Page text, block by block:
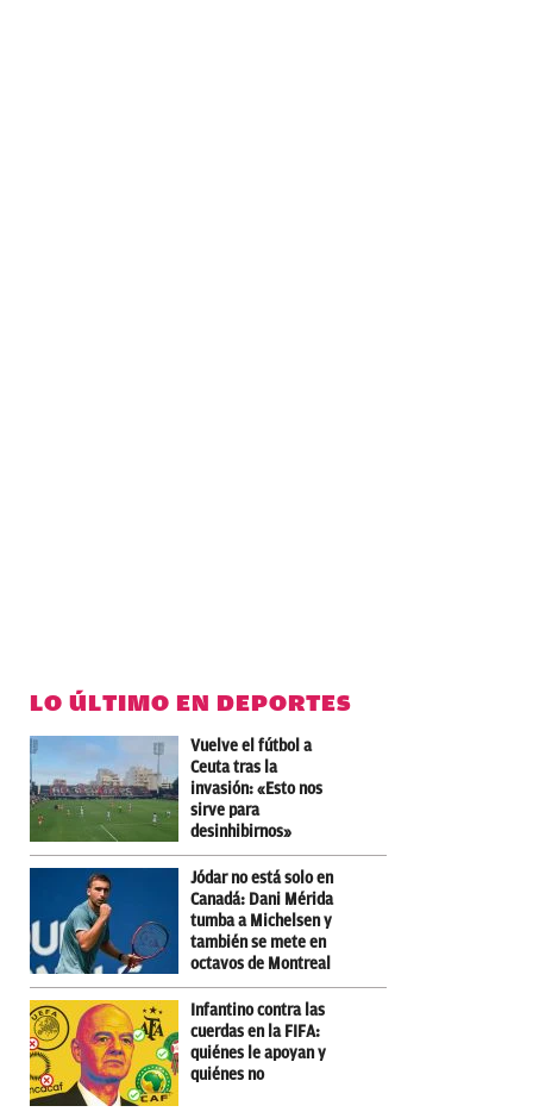
LO ÚLTIMO EN DEPORTES
Vuelve el fútbol a
Ceuta tras la
invasión: «Esto nos
sirve para
desinhibirnos»
Jódar no está solo en
Canadá: Dani Mérida
tumba a Michelsen y
también se mete en
octavos de Montreal
Infantino contra las
cuerdas en la FIFA:
quiénes le apoyan y
quiénes no